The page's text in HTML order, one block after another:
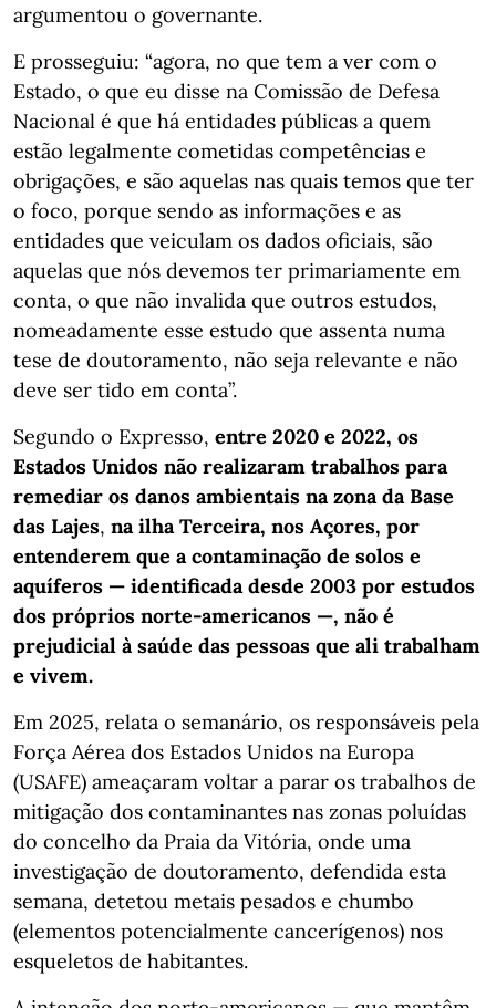
argumentou o governante.
E prosseguiu: “agora, no que tem a ver com o
Estado, o que eu disse na Comissão de Defesa
Nacional é que há entidades públicas a quem
estão legalmente cometidas competências e
obrigações, e são aquelas nas quais temos que ter
o foco, porque sendo as informações e as
entidades que veiculam os dados oficiais, são
aquelas que nós devemos ter primariamente em
conta, o que não invalida que outros estudos,
nomeadamente esse estudo que assenta numa
tese de doutoramento, não seja relevante e não
deve ser tido em conta”.
Segundo o Expresso, entre 2020 e 2022, os
Estados Unidos não realizaram trabalhos para
remediar os danos ambientais na zona da Base
das Lajes, na ilha Terceira, nos Açores, por
entenderem que a contaminação de solos e
aquíferos — identificada desde 2003 por estudos
dos próprios norte-americanos —, não é
prejudicial à saúde das pessoas que ali trabalham
e vivem.
Em 2025, relata o semanário, os responsáveis pela
Força Aérea dos Estados Unidos na Europa
(USAFE) ameaçaram voltar a parar os trabalhos de
mitigação dos contaminantes nas zonas poluídas
do concelho da Praia da Vitória, onde uma
investigação de doutoramento, defendida esta
semana, detetou metais pesados e chumbo
(elementos potencialmente cancerígenos) nos
esqueletos de habitantes.